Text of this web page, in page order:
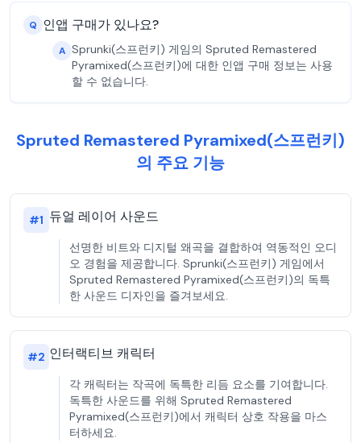
Q 인앱 구매가 있나요?
A Sprunki(스프런키) 게임의 Spruted Remastered
Pyramixed(스프런키)에 대한 인앱 구매 정보는 사용
할 수 없습니다.
Spruted Remastered Pyramixed(스프런키)
의 주요 기능
#1 듀얼 레이어 사운드
선명한 비트와 디지털 왜곡을 결합하여 역동적인 오디
오 경험을 제공합니다. Sprunki(스프런키) 게임에서
Spruted Remastered Pyramixed(스프런키)의 독특
한 사운드 디자인을 즐겨보세요.
#2 인터랙티브 캐릭터
각 캐릭터는 작곡에 독특한 리듬 요소를 기여합니다.
독특한 사운드를 위해 Spruted Remastered
Pyramixed(스프런키)에서 캐릭터 상호 작용을 마스
터하세요.